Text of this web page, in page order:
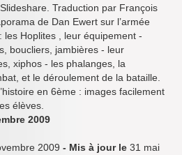
Traduction par François
de Dan Ewert sur l’armée
les Hoplites , leur équipement -
boucliers, jambières - leur
xiphos - les phalanges, la
et le déroulement de la bataille.
en 6ème : images facilement
élèves.
2009
2009 - Mis à jour le 31 mai